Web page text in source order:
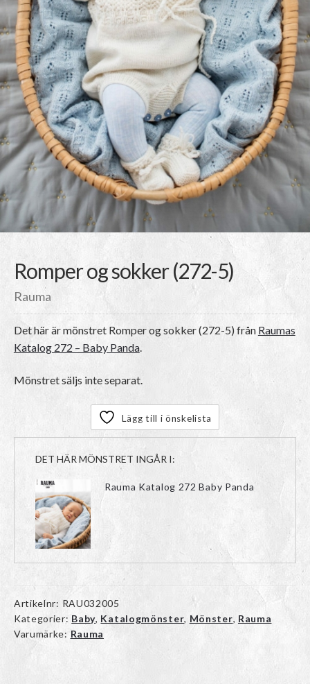
Romper og sokker (272-5)
Rauma
Det här är mönstret Romper og sokker (272-5)från Raumas
Katalog 272 – Baby Panda.
Mönstret säljs inte separat.
Lägg till i önskelista
DET HÄR MÖNSTRET INGÅR I:
Rauma Katalog 272 Baby Panda
Artikelnr: RAU032005
Kategorier: Baby, Katalogmönster, Mönster, Rauma
Varumärke: Rauma